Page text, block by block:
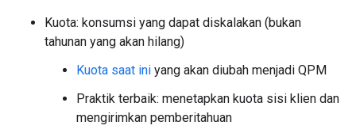
Kuota: konsumsi yang dapat diskalakan (bukan
tahunan yang akan hilang)
Kuota saat ini yang akan diubah menjadi QPM
Praktik terbaik: menetapkan kuota sisi klien dan
mengirimkan pemberitahuan